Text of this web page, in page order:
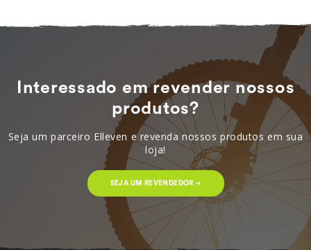
Interessado em revender nossos
produtos?
Seja um parceiro Elleven e revenda nossos produtos em sua
loja!
SEJA UM REVENDEDOR ➔